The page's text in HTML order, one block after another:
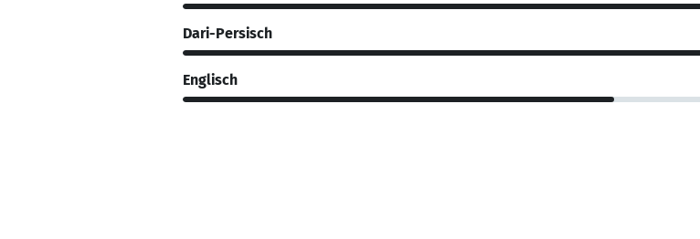
Dari-Persisch
Englisch